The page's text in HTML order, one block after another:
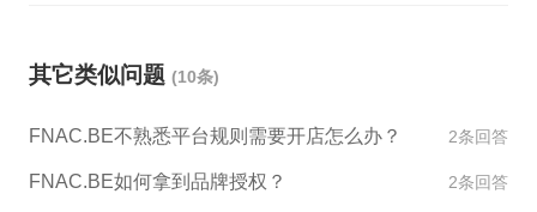
售商提交的商品信息进行审核，对不符合规定或存在
遵守法律法规及平台相关规定，不得在平台上进行欺
诈、虚假宣传、侵犯知识产权等违法行为。 6.平台会
其它类似问题 (10条)
FNAC.BE不熟悉平台规则需要开店怎么办？ 2条回答
FNAC.BE如何拿到品牌授权？ 2条回答